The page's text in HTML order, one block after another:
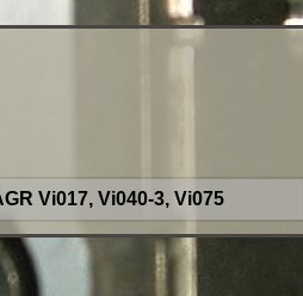
Vi017, Vi040-3, Vi075